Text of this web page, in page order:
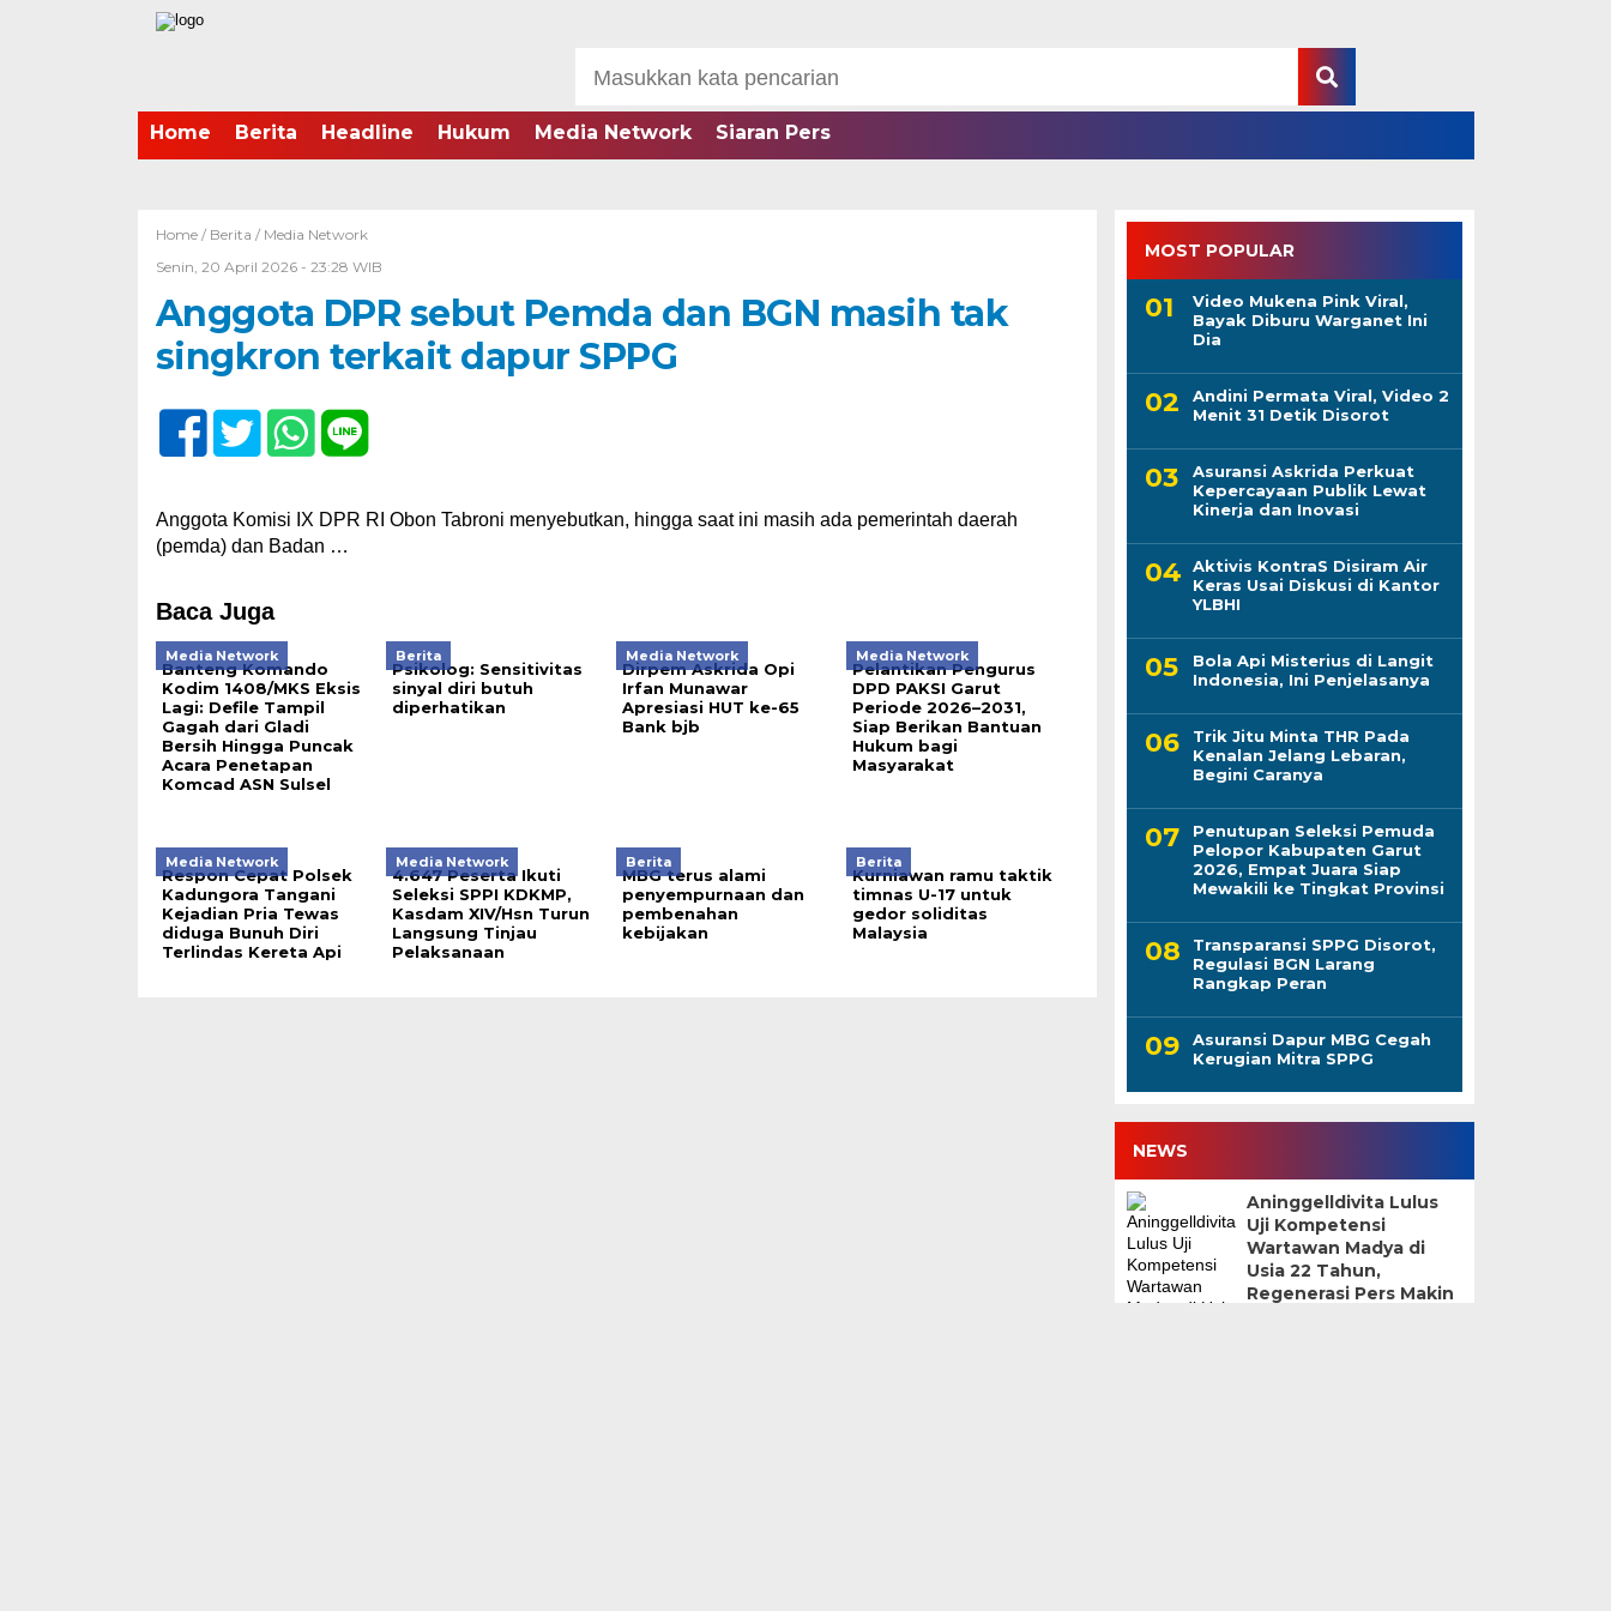
Home Berita Headline Hukum Media Network Siaran Pers
Home / Berita / Media Network
Senin, 20 April 2026 - 23:28 WIB
Anggota DPR sebut Pemda dan BGN masih tak
singkron terkait dapur SPPG
Anggota Komisi IX DPR RI Obon Tabroni menyebutkan, hingga saat ini masih ada pemerintah daerah
(pemda) dan Badan …
Baca Juga
Media Network
Banteng Komando
Kodim 1408/MKS Eksis
Lagi: Defile Tampil
Gagah dari Gladi
Bersih Hingga Puncak
Acara Penetapan
Komcad ASN Sulsel
Berita
Psikolog: Sensitivitas
sinyal diri butuh
diperhatikan
Media Network
Dirpem Askrida Opi
Irfan Munawar
Apresiasi HUT ke-65
Bank bjb
Media Network
Pelantikan Pengurus
DPD PAKSI Garut
Periode 2026–2031,
Siap Berikan Bantuan
Hukum bagi
Masyarakat
Media Network
Respon Cepat Polsek
Kadungora Tangani
Kejadian Pria Tewas
diduga Bunuh Diri
Terlindas Kereta Api
Media Network
4.647 Peserta Ikuti
Seleksi SPPI KDKMP,
Kasdam XIV/Hsn Turun
Langsung Tinjau
Pelaksanaan
Berita
MBG terus alami
penyempurnaan dan
pembenahan
kebijakan
Berita
Kurniawan ramu taktik
timnas U-17 untuk
gedor soliditas
Malaysia
MOST POPULAR
Video Mukena Pink Viral,
Bayak Diburu Warganet Ini
Dia
Andini Permata Viral, Video 2
Menit 31 Detik Disorot
Asuransi Askrida Perkuat
Kepercayaan Publik Lewat
Kinerja dan Inovasi
Aktivis KontraS Disiram Air
Keras Usai Diskusi di Kantor
YLBHI
Bola Api Misterius di Langit
Indonesia, Ini Penjelasanya
Trik Jitu Minta THR Pada
Kenalan Jelang Lebaran,
Begini Caranya
Penutupan Seleksi Pemuda
Pelopor Kabupaten Garut
2026, Empat Juara Siap
Mewakili ke Tingkat Provinsi
Transparansi SPPG Disorot,
Regulasi BGN Larang
Rangkap Peran
Asuransi Dapur MBG Cegah
Kerugian Mitra SPPG
NEWS
Aninggelldivita Lulus
Uji Kompetensi
Wartawan Madya di
Usia 22 Tahun,
Regenerasi Pers Makin